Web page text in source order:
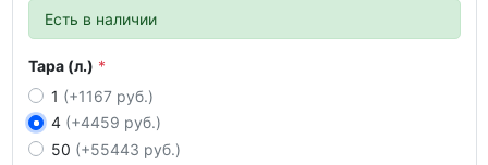
Есть в наличии
Тара (л.)
1 (+1167 руб.)
4 (+4459 руб.)
50 (+55443 руб.)